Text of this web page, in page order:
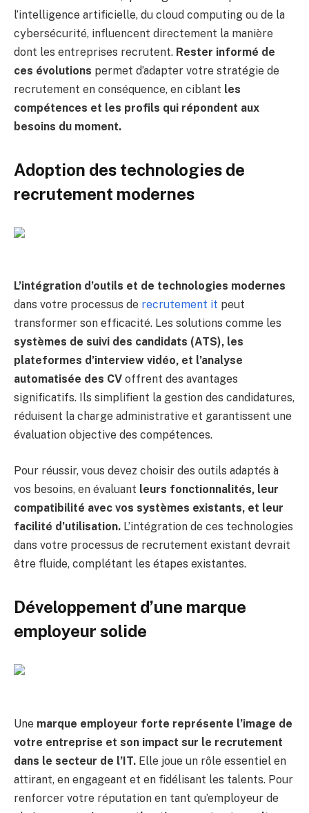
l’intelligence artificielle, du cloud computing ou de la
cybersécurité, influencent directement la manière
dont les entreprises recrutent. Rester informé de
ces évolutions permet d’adapter votre stratégie de
recrutement en conséquence, en ciblant les
compétences et les profils qui répondent aux
besoins du moment.
Adoption des technologies de
recrutement modernes
L’intégration d’outils et de technologies modernes
dans votre processus de recrutement it peut
transformer son efficacité. Les solutions comme les
systèmes de suivi des candidats (ATS), les
plateformes d’interview vidéo, et l’analyse
automatisée des CV offrent des avantages
significatifs. Ils simplifient la gestion des candidatures,
réduisent la charge administrative et garantissent une
évaluation objective des compétences.
Pour réussir, vous devez choisir des outils adaptés à
vos besoins, en évaluant leurs fonctionnalités, leur
compatibilité avec vos systèmes existants, et leur
facilité d’utilisation. L’intégration de ces technologies
dans votre processus de recrutement existant devrait
être fluide, complétant les étapes existantes.
Développement d’une marque
employeur solide
Une marque employeur forte représente l’image de
votre entreprise et son impact sur le recrutement
dans le secteur de l’IT. Elle joue un rôle essentiel en
attirant, en engageant et en fidélisant les talents. Pour
renforcer votre réputation en tant qu’employeur de